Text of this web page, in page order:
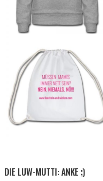
DIE LUW-MUTTI: ANKE ;)